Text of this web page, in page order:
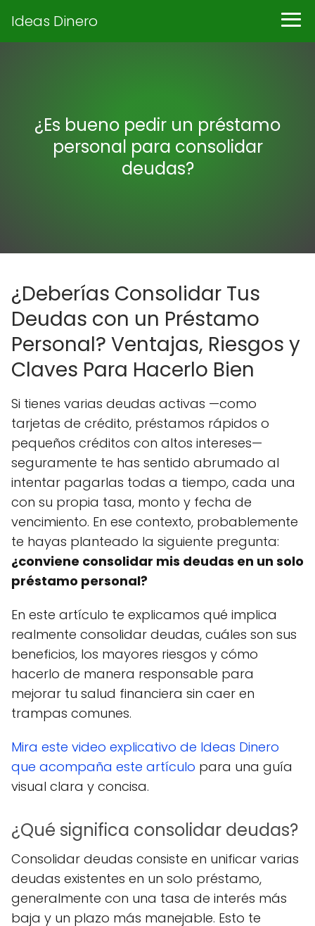
Ideas Dinero
¿Es bueno pedir un préstamo
personal para consolidar
deudas?
¿Deberías Consolidar Tus
Deudas con un Préstamo
Personal? Ventajas, Riesgos y
Claves Para Hacerlo Bien
Si tienes varias deudas activas —como
tarjetas de crédito, préstamos rápidos o
pequeños créditos con altos intereses—
seguramente te has sentido abrumado al
intentar pagarlas todas a tiempo, cada una
con su propia tasa, monto y fecha de
vencimiento. En ese contexto, probablemente
te hayas planteado la siguiente pregunta:
¿conviene consolidar mis deudas en un solo
préstamo personal?
En este artículo te explicamos qué implica
realmente consolidar deudas, cuáles son sus
beneficios, los mayores riesgos y cómo
hacerlo de manera responsable para
mejorar tu salud financiera sin caer en
trampas comunes.
Mira este video explicativo de Ideas Dinero
que acompaña este artículo para una guía
visual clara y concisa.
¿Qué significa consolidar deudas?
Consolidar deudas consiste en unificar varias
deudas existentes en un solo préstamo,
generalmente con una tasa de interés más
baja y un plazo más manejable. Esto te